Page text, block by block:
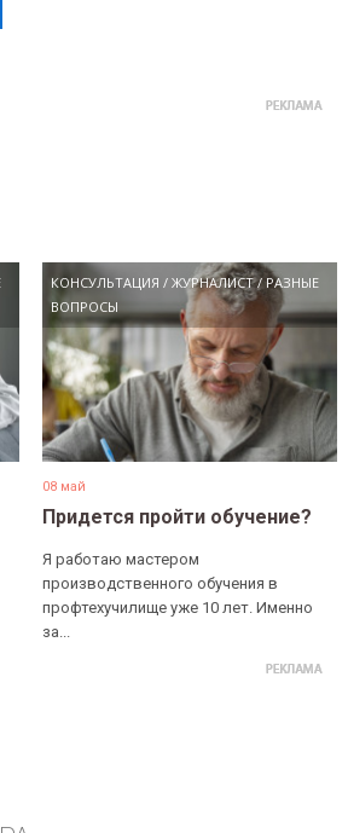
КОНСУЛЬТАЦИЯ /ЖУРНАЛИСТ/ РАЗНЫЕ
ВОПРОСЫ
08 май
Придется пройти обучение?
Я работаю мастером
производственного обучения в
профтехучилище уже 10 лет. Именно
за...